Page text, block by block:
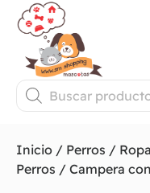
Inicio / Perros /
Perros / Campera